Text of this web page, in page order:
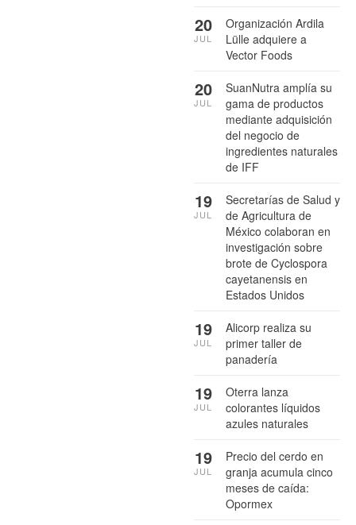
Organización Ardila
Lülle adquiere a
Vector Foods
20
JUL
SuanNutra amplía su
gama de productos
mediante adquisición
del negocio de
ingredientes naturales
de IFF
20
JUL
Secretarías de Salud y
de Agricultura de
México colaboran en
investigación sobre
brote de Cyclospora
cayetanensis en
Estados Unidos
19
JUL
Alicorp realiza su
primer taller de
panadería
19
JUL
Oterra lanza
colorantes líquidos
azules naturales
19
JUL
Precio del cerdo en
granja acumula cinco
meses de caída:
Opormex
19
JUL